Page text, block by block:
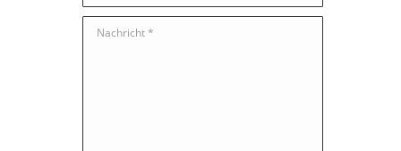
Nachricht *